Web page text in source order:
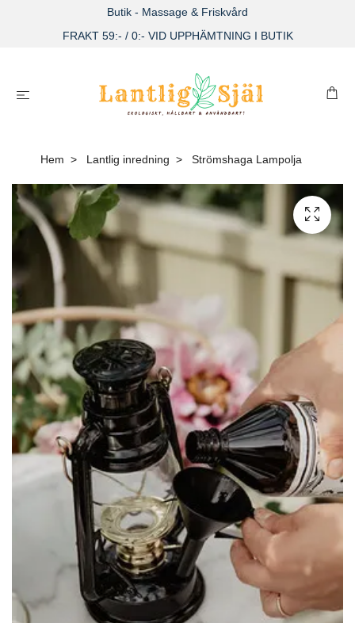
Butik - Massage & Friskvård
FRAKT 59:- / 0:- VID UPPHÄMTNING I BUTIK
Hem Lantlig inredning Strömshaga Lampolja